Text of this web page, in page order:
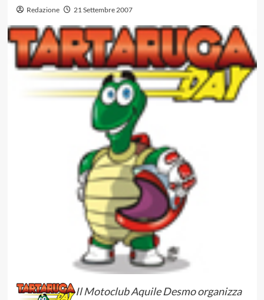
Redazione 21 Settembre 2007
Il Motoclub Aquile Desmo organizza